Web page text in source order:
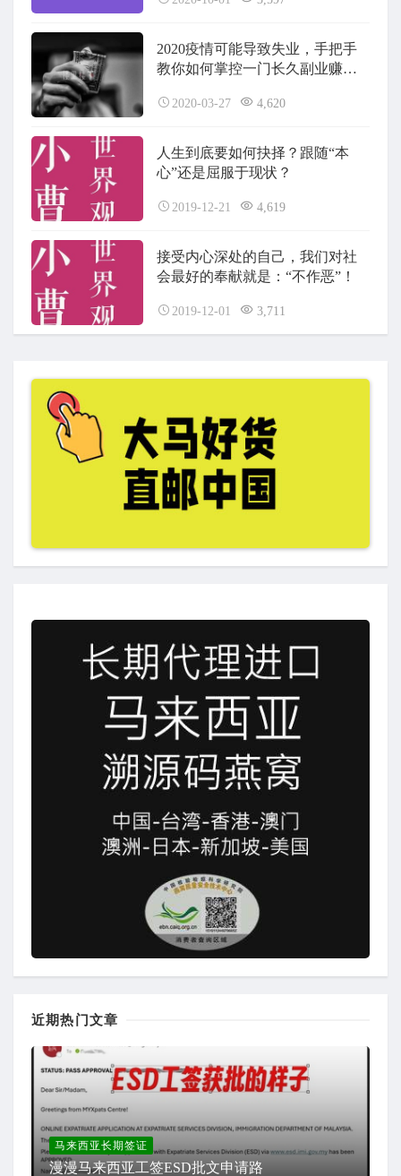
2020疫情可能导致失业，手把手
教你如何掌控一门长久副业赚钱
2020-03-27 4,620
人生到底要如何抉择？跟随“本
心”还是屈服于现状？
2019-12-21 4,619
接受内心深处的自己，我们对社
会最好的奉献就是：“不作恶”！
2019-12-01 3,711
近期热门文章
马来西亚长期签证
漫漫马来西亚工签ESD批文申请路